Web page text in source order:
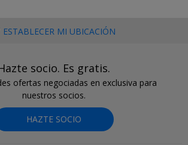
ESTABLECER MI UBICACIÓN
socio. Es gratis.
ofertas negociadas en exclusiva para
nuestros socios.
HAZTE SOCIO